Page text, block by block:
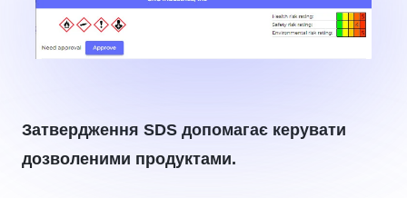
Затвердження SDS допомагає керувати
дозволеними продуктами.